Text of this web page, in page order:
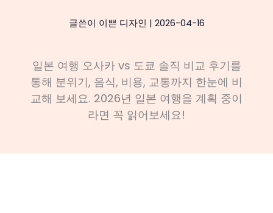
글쓴이 이쁜 디자인 | 2026-04-16
일본 여행 오사카 vs 도쿄 솔직 비교 후기를
통해 분위기, 음식, 비용, 교통까지 한눈에 비
교해 보세요. 2026년 일본 여행을 계획 중이
라면 꼭 읽어보세요!